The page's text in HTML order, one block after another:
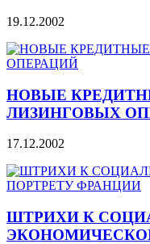
19.12.2002
НОВЫЕ
ЛИЗИНГОВЫХ
17.12.2002
ШТРИХИ К